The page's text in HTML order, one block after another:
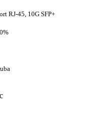
RJ-45, 10G SFP+